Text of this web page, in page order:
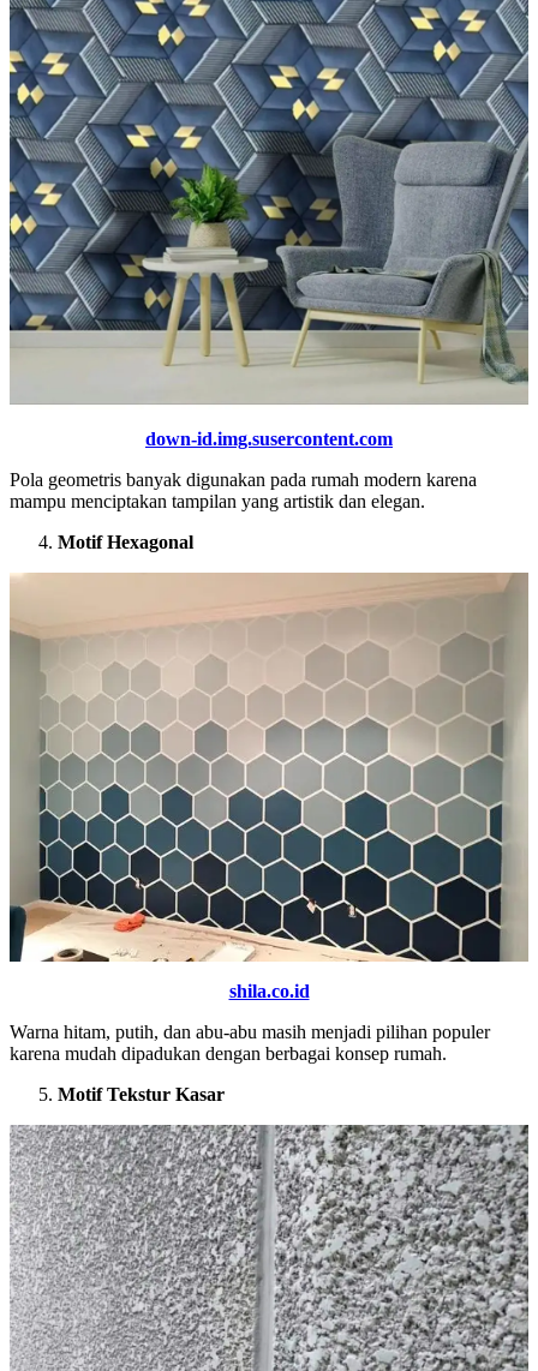
down-id.img.susercontent.com
Pola geometris banyak digunakan pada rumah modern karena
mampu menciptakan tampilan yang artistik dan elegan.
Motif Hexagonal
shila.co.id
Warna hitam, putih, dan abu-abu masih menjadi pilihan populer
karena mudah dipadukan dengan berbagai konsep rumah.
Motif Tekstur Kasar